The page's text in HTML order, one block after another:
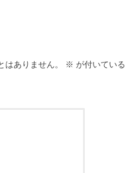
はありません。 ※ が付いている